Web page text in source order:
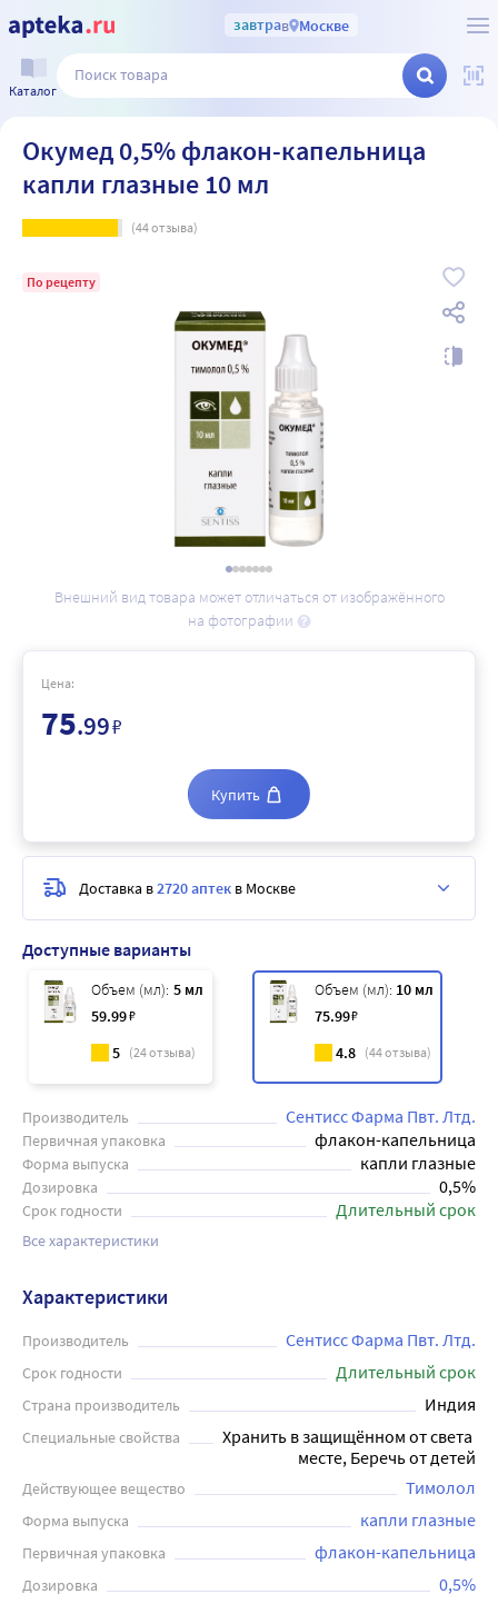
завтрав Москве
Каталог
Окумед 0,5% флакон-капельница
капли глазные 10 мл
(44отзыва)
По рецепту
Внешний вид товара может отличаться от изображённого
на фотографии
Доступные варианты
Объем (мл): 5 мл
59.99₽
5 (24отзыва)
Объем (мл): 10 мл
75.99₽
4.8 (44отзыва)
Производитель Сентисс Фарма Пвт. Лтд.
Первичная упаковка флакон-капельница
Форма выпуска капли глазные
Дозировка 0,5%
Срок годности Длительный срок
Все характеристики
Цена:
75.99₽
Купить
Доставка в2720 аптек в Москве
Характеристики
Производитель Сентисс Фарма Пвт. Лтд.
Срок годности Длительный срок
Страна производитель Индия
Специальные свойства
Хранить в защищённом от света
месте, Беречь от детей
Действующее вещество Тимолол
Форма выпуска капли глазные
Первичная упаковка флакон-капельница
Дозировка 0,5%